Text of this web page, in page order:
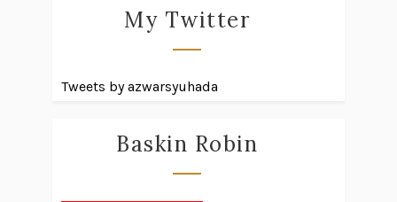
My Twitter
Tweets by azwarsyuhada
Baskin Robin